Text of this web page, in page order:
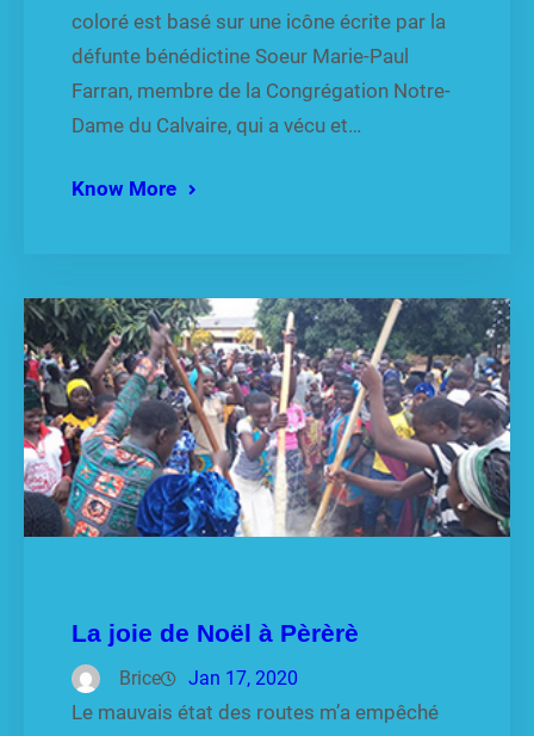
coloré est basé sur une icône écrite par la
défunte bénédictine Soeur Marie-Paul
Farran, membre de la Congrégation Notre-
Dame du Calvaire, qui a vécu et…
Know More
La joie de Noël à Pèrèrè
Brice Jan 17, 2020
Le mauvais état des routes m’a empêché